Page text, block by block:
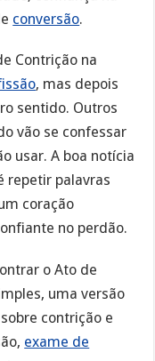
conversão.
Contrição na
, mas depois
sentido. Outros
vão se confessar
usar. A boa notícia
repetir palavras
coração
no perdão.
o Ato de
uma versão
contrição e
exame de